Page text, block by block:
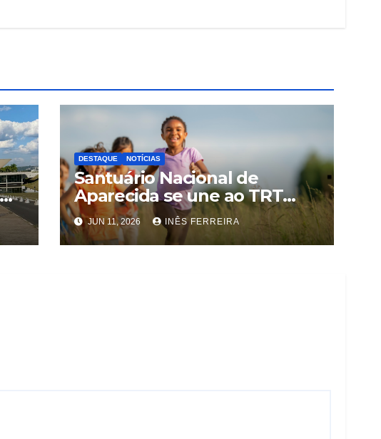
DESTAQUE NOTÍCIAS
Santuário Nacional de
Aparecida se une ao TRT
contra o trabalho infantil
JUN 11, 2026 INÊS FERREIRA